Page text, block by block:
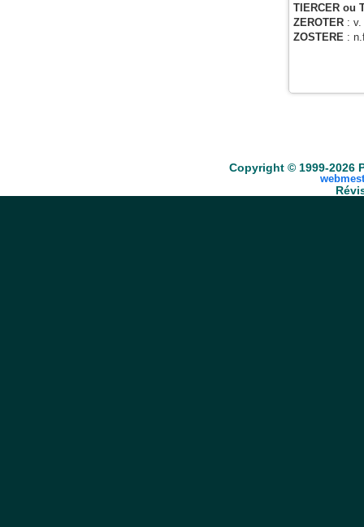
TIERCER ou
ZEROTER : v.
ZOSTERE :
Copyright © 1999-2026